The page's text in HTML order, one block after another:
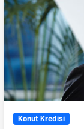
Konut Kredisi